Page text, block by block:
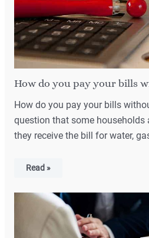
How do you pay your bills
How do you pay your bills
question that some households
they receive the bill for water,
Read »